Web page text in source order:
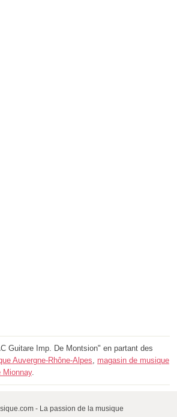
Guitare Imp. De Montsion" en partant des
Auvergne-Rhône-Alpes
magasin de musique
Mionnay.
- La passion de la musique